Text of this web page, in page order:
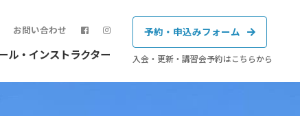
ル・インストラクター
お問い合わせ 予約・申込みフォーム
入会・更新・講習会予約はこちらから